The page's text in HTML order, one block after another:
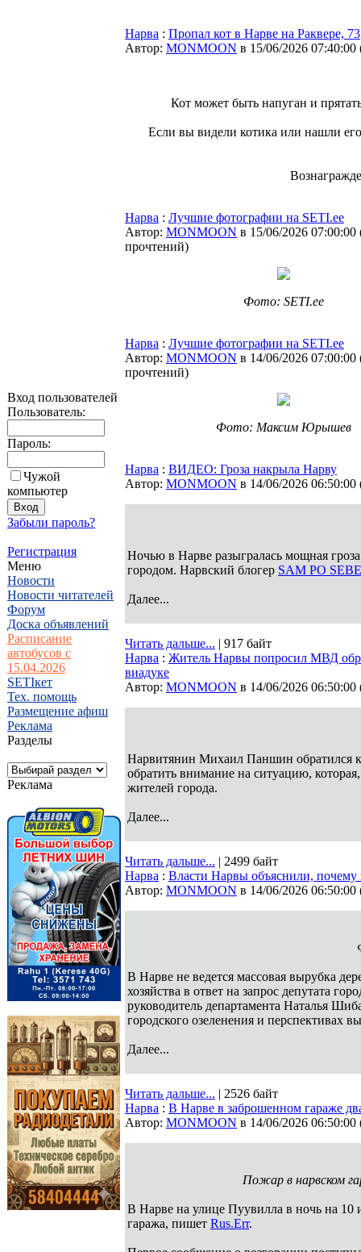
Вход пользователей
Пользователь:
Пароль:
Чужой
компьютер
Забыли пароль?
Регистрация
Меню
Новости
Новости читателей
Форум
Доска объявлений
Расписание
автобусов с
15.04.2026
SETIкет
Тех. помощь
Размещение афиш
Реклама
Разделы
Реклама
Нарва : Пропал кот в Нарве на Раквере, 73
Автор: MONMOON в 15/06/2026 07:40:00
Кот может быть напуган и
Если вы видели котика или нашли
Нарва : Лучшие фотографии на SETI.ee
Автор: MONMOON в 15/06/2026 07:00:00
прочтений)
Фото: SETI.ee
Нарва : Лучшие фотографии на SETI.ee
Автор: MONMOON в 14/06/2026 07:00:00
прочтений)
Фото: Максим Юрышев
Нарва : ВИДЕО: Гроза накрыла Нарву
Автор: MONMOON в 14/06/2026 06:50:00
Ночью в Нарве разыгралась мощная
городом. Нарвский блогер SAM PO SEBE
Далее...
Читать дальше... | 917 байт
Нарва : Житель Нарвы попросил МВД
виадуке
Автор: MONMOON в 14/06/2026 06:50:00
Нарвитянин Михаил Паншин обратился
обратить внимание на ситуацию,
жителей города.
Далее...
Читать дальше... | 2499 байт
Нарва : Власти Нарвы объяснили, почему
Автор: MONMOON в 14/06/2026 06:50:00
В Нарве не ведется массовая вырубка
хозяйства в ответ на запрос депутата
руководитель департамента Наталья
городского озеленения и перспективах
Далее...
Читать дальше... | 2526 байт
Нарва : В Нарве в заброшенном гараже
Автор: MONMOON в 14/06/2026 06:50:00
Пожар в нарвском
В Нарве на улице Пуувилла в ночь на
гаража, пишет Rus.Err.